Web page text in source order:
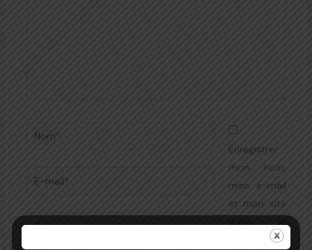
Nom*
E-
Enregistrer
mon nom,
mon e-mail
et mon site
navigateur